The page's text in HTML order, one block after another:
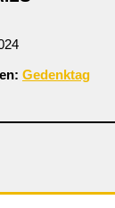
Gedenktag